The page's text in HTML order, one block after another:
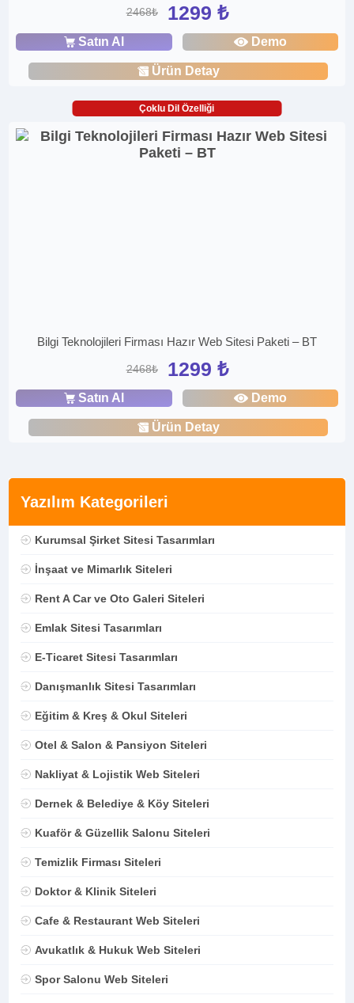
Yazılım Kategorileri
Kurumsal Şirket Sitesi Tasarımları
İnşaat ve Mimarlık Siteleri
Rent A Car ve Oto Galeri Siteleri
Emlak Sitesi Tasarımları
E-Ticaret Sitesi Tasarımları
Danışmanlık Sitesi Tasarımları
Eğitim & Kreş & Okul Siteleri
Otel & Salon & Pansiyon Siteleri
Nakliyat & Lojistik Web Siteleri
Dernek & Belediye & Köy Siteleri
Kuaför & Güzellik Salonu Siteleri
Temizlik Firması Siteleri
Doktor & Klinik Siteleri
Cafe & Restaurant Web Siteleri
Avukatlık & Hukuk Web Siteleri
Spor Salonu Web Siteleri
2468₺ 1299 ₺
Satın Al Demo
Ürün Detay
Çoklu Dil Özelliği
Bilgi Teknolojileri Firması Hazır Web Sitesi Paketi – BT
2468₺ 1299 ₺
Satın Al Demo
Ürün Detay